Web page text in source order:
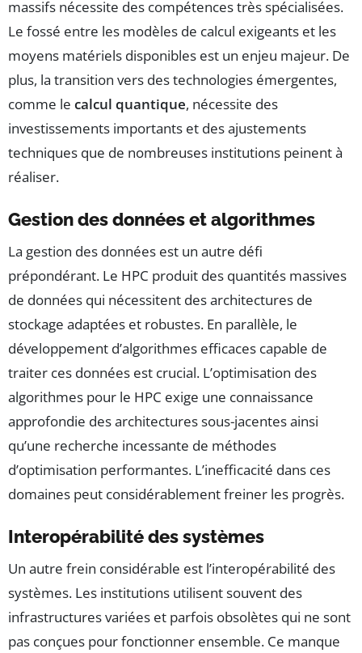
massifs nécessite des compétences très spécialisées.
Le fossé entre les modèles de calcul exigeants et les
moyens matériels disponibles est un enjeu majeur. De
plus, la transition vers des technologies émergentes,
comme le calcul quantique, nécessite des
investissements importants et des ajustements
techniques que de nombreuses institutions peinent à
réaliser.
Gestion des données et algorithmes
La gestion des données est un autre défi
prépondérant. Le HPC produit des quantités massives
de données qui nécessitent des architectures de
stockage adaptées et robustes. En parallèle, le
développement d’algorithmes efficaces capable de
traiter ces données est crucial. L’optimisation des
algorithmes pour le HPC exige une connaissance
approfondie des architectures sous-jacentes ainsi
qu’une recherche incessante de méthodes
d’optimisation performantes. L’inefficacité dans ces
domaines peut considérablement freiner les progrès.
Interopérabilité des systèmes
Un autre frein considérable est l’interopérabilité des
systèmes. Les institutions utilisent souvent des
infrastructures variées et parfois obsolètes qui ne sont
pas conçues pour fonctionner ensemble. Ce manque